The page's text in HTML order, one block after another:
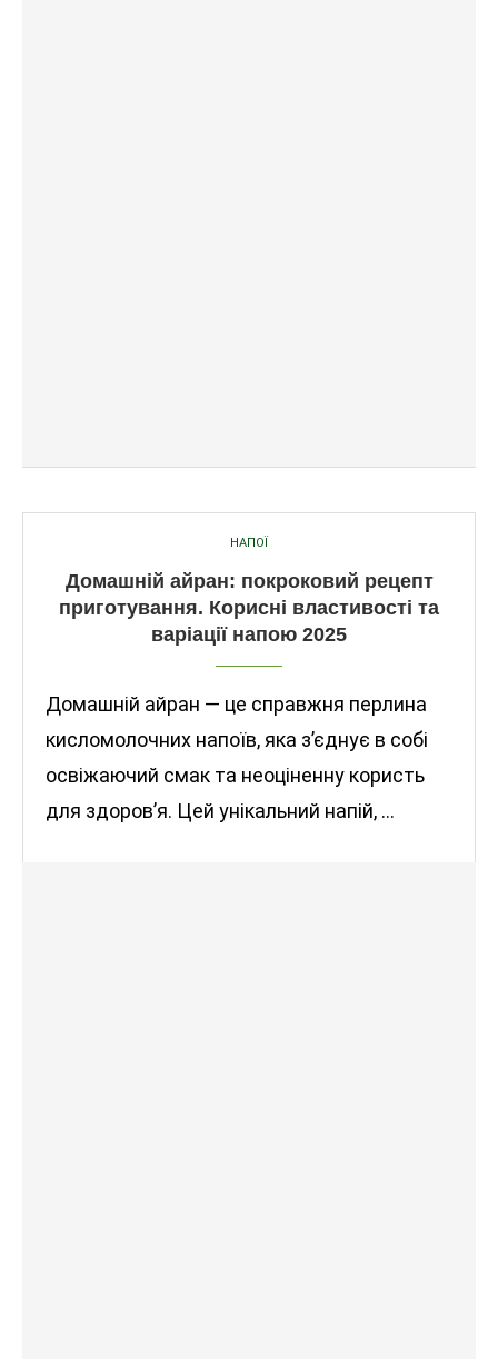
НАПОЇ
Домашній айран: покроковий рецепт
приготування. Корисні властивості та
варіації напою 2025
Домашній айран — це справжня перлина
кисломолочних напоїв, яка з’єднує в собі
освіжаючий смак та неоціненну користь
для здоров’я. Цей унікальний напій, …